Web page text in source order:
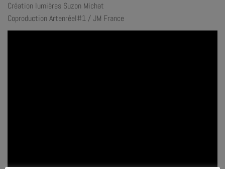
Création lumières Suzon Michat
Coproduction Artenréel#1 / JM France